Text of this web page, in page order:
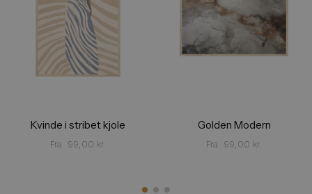
Kvinde i stribet kjole
Fra 99,00 kr.
Golden Modern
Fra 99,00 kr.